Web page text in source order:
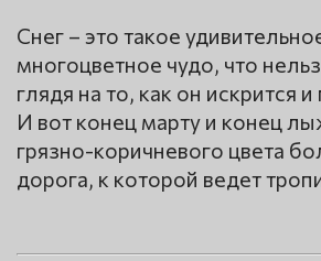
Снег – это такое
многоцветное чудо, что
глядя на то, как он искрится
И вот конец марту и конец
грязно-коричневого цвета
дорога, к которой ведет